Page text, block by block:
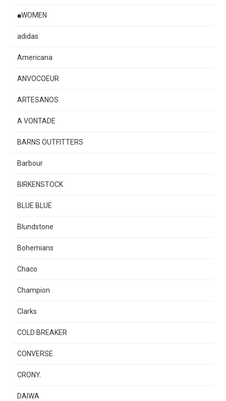
■WOMEN
adidas
Americana
ANVOCOEUR
ARTESANOS
A VONTADE
BARNS OUTFITTERS
Barbour
BIRKENSTOCK
BLUE BLUE
Blundstone
Bohemians
Chaco
Champion
Clarks
COLD BREAKER
CONVERSE
CRONY.
DAIWA